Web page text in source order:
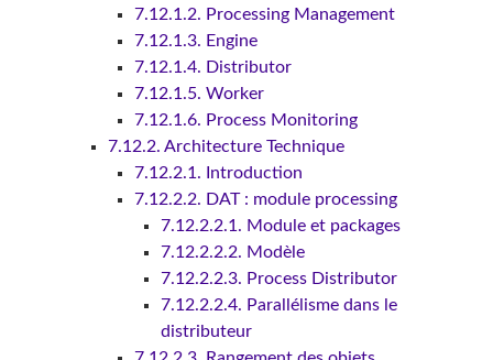
7.12.1.2. Processing Management
7.12.1.3. Engine
7.12.1.4. Distributor
7.12.1.5. Worker
7.12.1.6. Process Monitoring
7.12.2. Architecture Technique
7.12.2.1. Introduction
7.12.2.2. DAT : module processing
7.12.2.2.1. Module et packages
7.12.2.2.2. Modèle
7.12.2.2.3. Process Distributor
7.12.2.2.4. Parallélisme dans le
distributeur